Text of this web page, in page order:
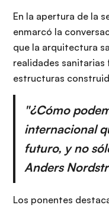
En la apertura de la
enmarcó la
que la arquitectura
realidades sanitarias
estructuras
"¿Cómo
internacional
futuro, y no
Anders
Los ponentes